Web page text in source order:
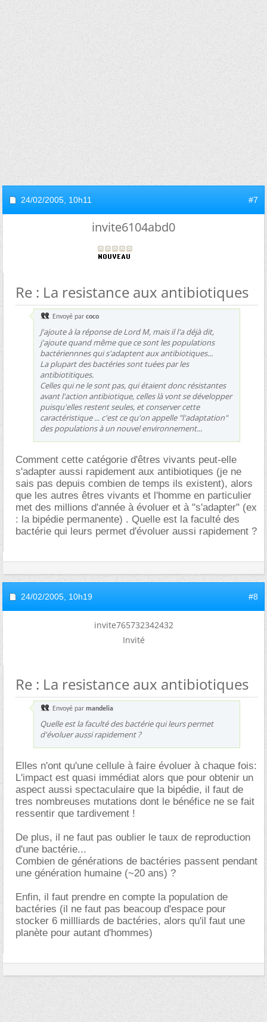
24/02/2005, 10h11 #7
invite6104abd0
Re : La resistance aux antibiotiques
Envoyé par coco
J'ajoute à la réponse de Lord M, mais il l'a déjà dit,
j'ajoute quand même que ce sont les populations
bactériennnes qui s'adaptent aux antibiotiques...
La plupart des bactéries sont tuées par les
antibiotitiques.
Celles qui ne le sont pas, qui étaient donc résistantes
avant l'action antibiotique, celles là vont se développer
puisqu'elles restent seules, et conserver cette
caractéristique ... c'est ce qu'on appelle "l'adaptation"
des populations à un nouvel environnement...
Comment cette catégorie d'êtres vivants peut-elle
s'adapter aussi rapidement aux antibiotiques (je ne
sais pas depuis combien de temps ils existent), alors
que les autres êtres vivants et l'homme en particulier
met des millions d'année à évoluer et à "s'adapter" (ex
: la bipédie permanente) . Quelle est la faculté des
bactérie qui leurs permet d'évoluer aussi rapidement ?
24/02/2005, 10h19 #8
invite765732342432
Invité
Re : La resistance aux antibiotiques
Envoyé par mandelia
Quelle est la faculté des bactérie qui leurs permet
d'évoluer aussi rapidement ?
Elles n'ont qu'une cellule à faire évoluer à chaque fois:
L'impact est quasi immédiat alors que pour obtenir un
aspect aussi spectaculaire que la bipédie, il faut de
tres nombreuses mutations dont le bénéfice ne se fait
ressentir que tardivement !
De plus, il ne faut pas oublier le taux de reproduction
d'une bactérie...
Combien de générations de bactéries passent pendant
une génération humaine (~20 ans) ?
Enfin, il faut prendre en compte la population de
bactéries (il ne faut pas beacoup d'espace pour
stocker 6 millliards de bactéries, alors qu'il faut une
planète pour autant d'hommes)